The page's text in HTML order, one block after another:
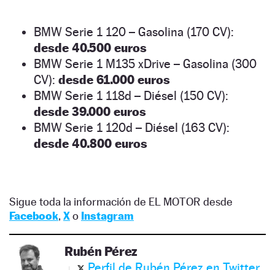
BMW Serie 1 120 – Gasolina (170 CV):
desde 40.500 euros
BMW Serie 1 M135 xDrive – Gasolina (300
CV): desde 61.000 euros
BMW Serie 1 118d – Diésel (150 CV):
desde 39.000 euros
BMW Serie 1 120d – Diésel (163 CV):
desde 40.800 euros
Sigue toda la información de EL MOTOR desde
Facebook, Xo Instagram
Rubén Pérez